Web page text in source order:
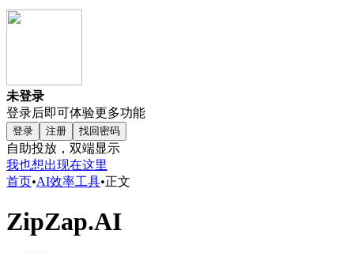
未登录
登录后即可体验更多功能
登录 注册 找回密码
自助投放，双端显示
我也想出现在这里
首页•AI效率工具•正文
ZipZap.AI